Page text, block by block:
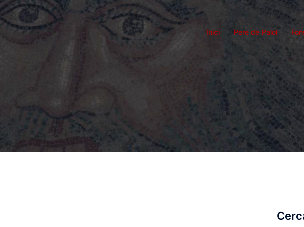
Inici Pere de Palol